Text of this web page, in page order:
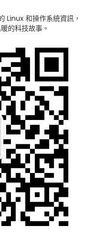
Linux 和操作系統資訊，
的科技故事。